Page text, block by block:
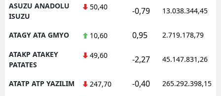
ASUZU ANADOLU
ISUZU
50,40 -0,79 13.038.344,45
ATAGY ATA GMYO 10,60 0,95 2.719.178,79
ATAKP ATAKEY
PATATES
49,60 -2,27 45.147.831,26
ATATP ATP YAZILIM 247,70 -0,40 265.292.398,15